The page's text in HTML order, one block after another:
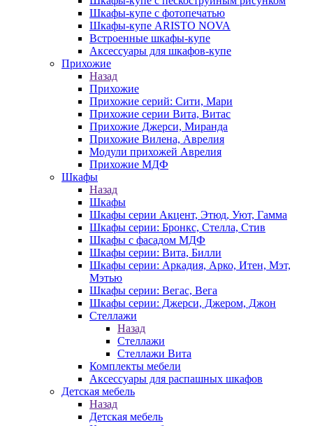
Шкафы-купе с фотопечатью
Шкафы-купе ARISTO NOVA
Встроенные шкафы-купе
Аксессуары для шкафов-купе
Прихожие
Назад
Прихожие
Прихожие серий: Сити, Мари
Прихожие серии Вита, Витас
Прихожие Джерси, Миранда
Прихожие Вилена, Аврелия
Модули прихожей Аврелия
Прихожие МДФ
Шкафы
Назад
Шкафы
Шкафы серии Акцент, Этюд, Уют, Гамма
Шкафы серии: Бронкс, Стелла, Стив
Шкафы с фасадом МДФ
Шкафы серии: Вита, Билли
Шкафы серии: Аркадия, Арко, Итен, Мэт,
Мэтью
Шкафы серии: Вегас, Вега
Шкафы серии: Джерси, Джером, Джон
Стеллажи
Назад
Стеллажи
Стеллажи Вита
Комплекты мебели
Аксессуары для распашных шкафов
Детская мебель
Назад
Детская мебель